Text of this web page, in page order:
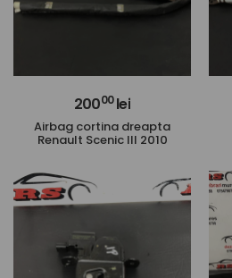
20000lei
Airbag cortina dreapta
Renault Scenic III 2010